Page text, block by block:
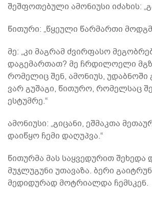
შეშფოთებული ამონიუსი იძახის:
წითური: „წყეული წარმართი
მე: „კი მაგრამ ძვირფასო
დაგემართათ? მე ჩრდილოელი
რომელიც შენ, ამონიუს, უდაბნოში
ვარ გუშაგი, წითურო, რომელსაც
ესტუმრე.“
ამონიუსი: „გიცანი, ეშმაკთა
დაიწყო ჩემი დაღუპვა.“
წითურმა მას საყვედურით შეხედა
მუჯლუგუნი უთავაზა. ბერი
მედიდურად მოტრიალდა ჩემსკენ.